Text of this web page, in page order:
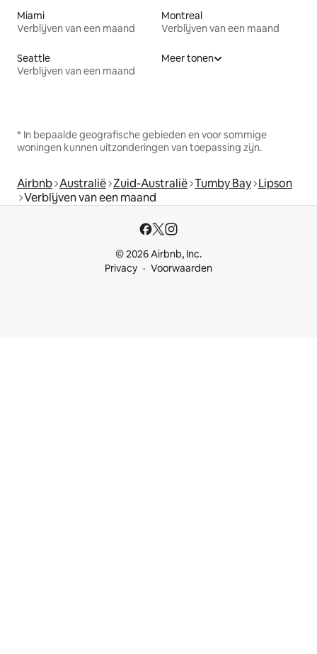
Miami
Verblijven van een maand
Montreal
Verblijven van een maand
Seattle
Verblijven van een maand
Meer tonen
* In bepaalde geografische gebieden en voor sommige
woningen kunnen uitzonderingen van toepassing zijn.
Airbnb Australië Zuid-Australië Tumby Bay Lipson
Verblijven van een maand
© 2026 Airbnb, Inc.
Privacy
Voorwaarden